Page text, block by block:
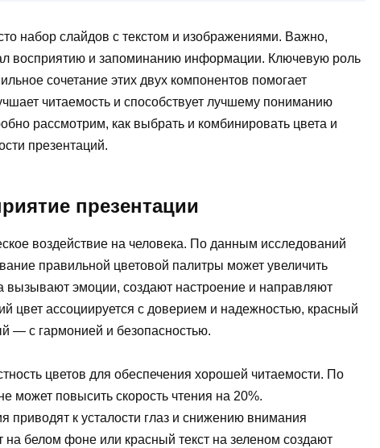
набор слайдов с текстом и изображениями. Важно,
восприятию и запоминанию информации. Ключевую роль
сочетание этих двух компонентов помогает
читаемость и способствует лучшему пониманию
рассмотрим, как выбрать и комбинировать цвета и
презентаций.
презентации
воздействие на человека. По данным исследований
правильной цветовой палитры может увеличить
эмоции, создают настроение и направляют
цвет ассоциируется с доверием и надежностью, красный
— с гармонией и безопасностью.
цветов для обеспечения хорошей читаемости. По
может повысить скорость чтения на 20%.
приводят к усталости глаз и снижению внимания
белом фоне или красный текст на зеленом создают